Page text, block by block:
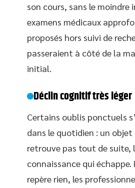
son cours, sans le moindre
examens médicaux
proposés hors suivi de
passeraient à côté de la
initial.
Déclin cognitif très léger
Certains oublis ponctuels
dans le quotidien : un objet
retrouve pas tout de suite,
connaissance qui échappe.
repère rien, les